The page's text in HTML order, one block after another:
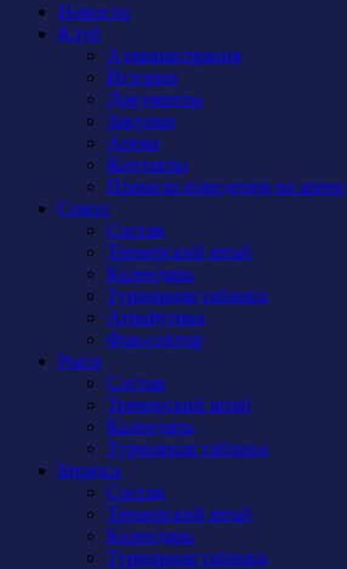
Новости
Клуб
Администрация
История
Документы
Закупки
Арена
Контакты
Правила поведения на арене
Сокол
Состав
Тренерский штаб
Календарь
Турнирная таблица
Атрибутика
Фан-сектор
Рыси
Состав
Тренерский штаб
Календарь
Турнирная таблица
Бирюса
Состав
Тренерский штаб
Календарь
Турнирная таблица